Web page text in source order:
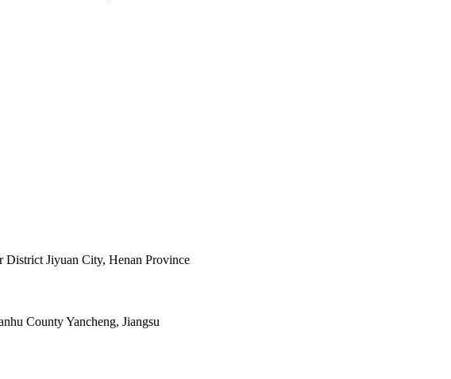
District Jiyuan City, Henan Province
County Yancheng, Jiangsu